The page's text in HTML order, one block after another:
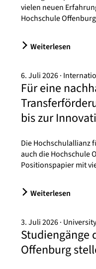
vielen neuen
Hochschule
Weiterlesen
6. Juli 2026
Für eine
bis zur
Die Hochschulallianz
auch die Hochschule
Positionspapier mit
Weiterlesen
3. Juli 2026
Studiengänge
Offenburg